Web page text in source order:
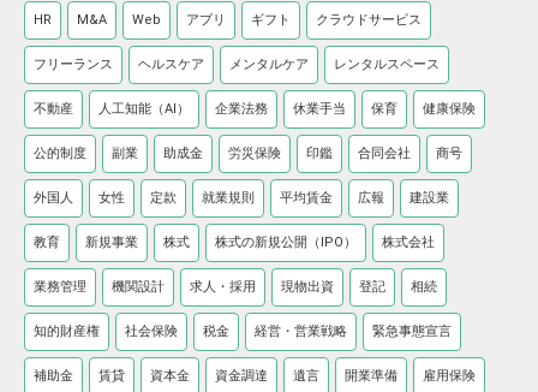
HR M&A Web アプリ ギフト クラウドサービス
フリーランス ヘルスケア メンタルケア レンタルスペース
不動産 人工知能（AI） 企業法務 休業手当 保育 健康保険
公的制度 副業 助成金 労災保険 印鑑 合同会社 商号
外国人 女性 定款 就業規則 平均賃金 広報 建設業
教育 新規事業 株式 株式の新規公開（IPO） 株式会社
業務管理 機関設計 求人・採用 現物出資 登記 相続
知的財産権 社会保険 税金 経営・営業戦略 緊急事態宣言
補助金 賃貸 資本金 資金調達 遺言 開業準備 雇用保険